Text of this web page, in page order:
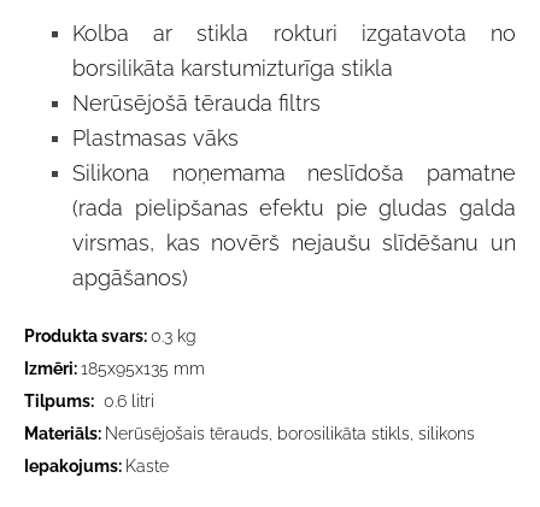
Kolba ar stikla rokturi izgatavota no
borsilikāta karstumizturīga stikla
Nerūsējošā tērauda filtrs
Plastmasas vāks
Silikona noņemama neslīdoša pamatne
(rada pielipšanas efektu pie gludas galda
virsmas, kas novērš nejaušu slīdēšanu un
apgāšanos)
Produkta svars:0.3 kg
Izmēri:185x95x135 mm
Tilpums: 0.6 litri
Materiāls: Nerūsējošais tērauds, borosilikāta stikls, silikons
Iepakojums: Kaste